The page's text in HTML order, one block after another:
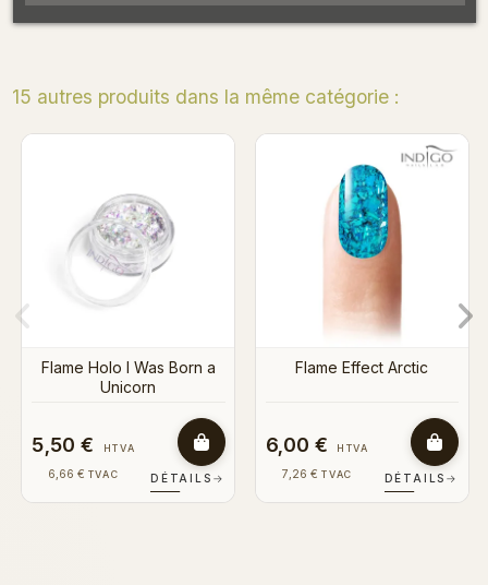
15 autres produits dans la même catégorie :
Flame Effect Arctic
6,00 € HTVA
7,26 € TVAC DÉTAILS →
Applicateur effets
0,20 € HTVA
0,24 € TVAC DÉTAILS →